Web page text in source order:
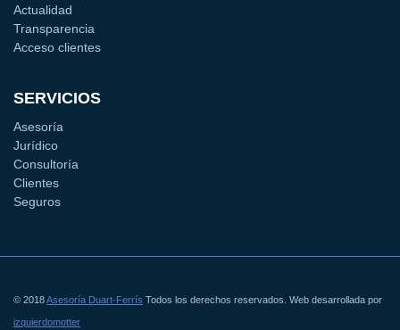
Actualidad
Transparencia
Acceso clientes
SERVICIOS
Asesoría
Jurídico
Consultoría
Clientes
Seguros
© 2018Asesoría Duart-Ferrís Todos los derechos reservados. Web desarrollada por
izquierdomotter